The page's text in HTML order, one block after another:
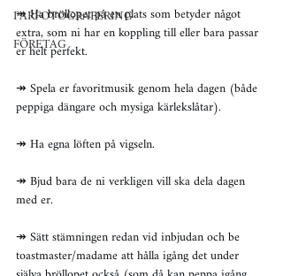
PARFOTOGRAFERING
FÖRETAG
↠ Ha bröllopet på en plats som betyder något
extra, som ni har en koppling till eller bara passar
er helt perfekt.
↠ Spela er favoritmusik genom hela dagen (både
peppiga dängare och mysiga kärlekslåtar).
↠ Ha egna löften på vigseln.
↠ Bjud bara de ni verkligen vill ska dela dagen
med er.
↠ Sätt stämningen redan vid inbjudan och be
toastmaster/madame att hålla igång det under